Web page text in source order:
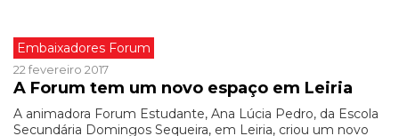
Embaixadores Forum
22 fevereiro 2017
A Forum tem um novo espaço em Leiria
A animadora Forum Estudante, Ana Lúcia Pedro, da Escola
Secundária Domingos Sequeira, em Leiria, criou um novo